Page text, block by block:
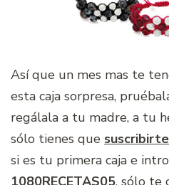
Así que un mes mas te
esta caja sorpresa,
regálala a tu madre, a tu
sólo tienes que
si es tu primera caja e
1080RECETAS05, sólo te